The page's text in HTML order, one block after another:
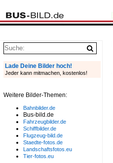
Lade Deine Bilder hoch!
Jeder kann mitmachen, kostenlos!
Weitere Bilder-Themen:
Bahnbilder.de
Bus-bild.de
Fahrzeugbilder.de
Schiffbilder.de
Flugzeug-bild.de
Staedte-fotos.de
Landschaftsfotos.eu
Tier-fotos.eu